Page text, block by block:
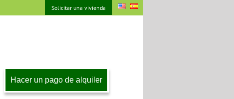
Solicitar una vivienda
Hacer un pago de alquiler